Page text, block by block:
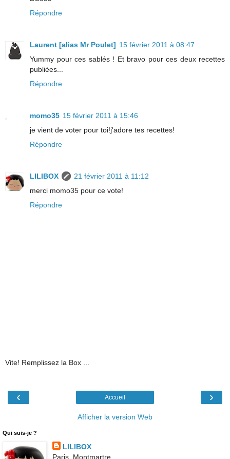
Répondre
Laurent [alias Mr Poulet] 15 février 2011 à 08:47
Yummy pour ces sablés ! Et bravo pour ces deux recettes
publiées...
Répondre
momo35 15 février 2011 à 15:46
je vient de voter pour toi!j'adore tes recettes!
Répondre
LILIBOX
21 février 2011 à 11:12
merci momo35 pour ce vote!
Répondre
Vite! Remplissez la Box ...
‹ ›
Accueil
Afficher la version Web
Qui suis-je ?
LILIBOX
Paris, Montmartre